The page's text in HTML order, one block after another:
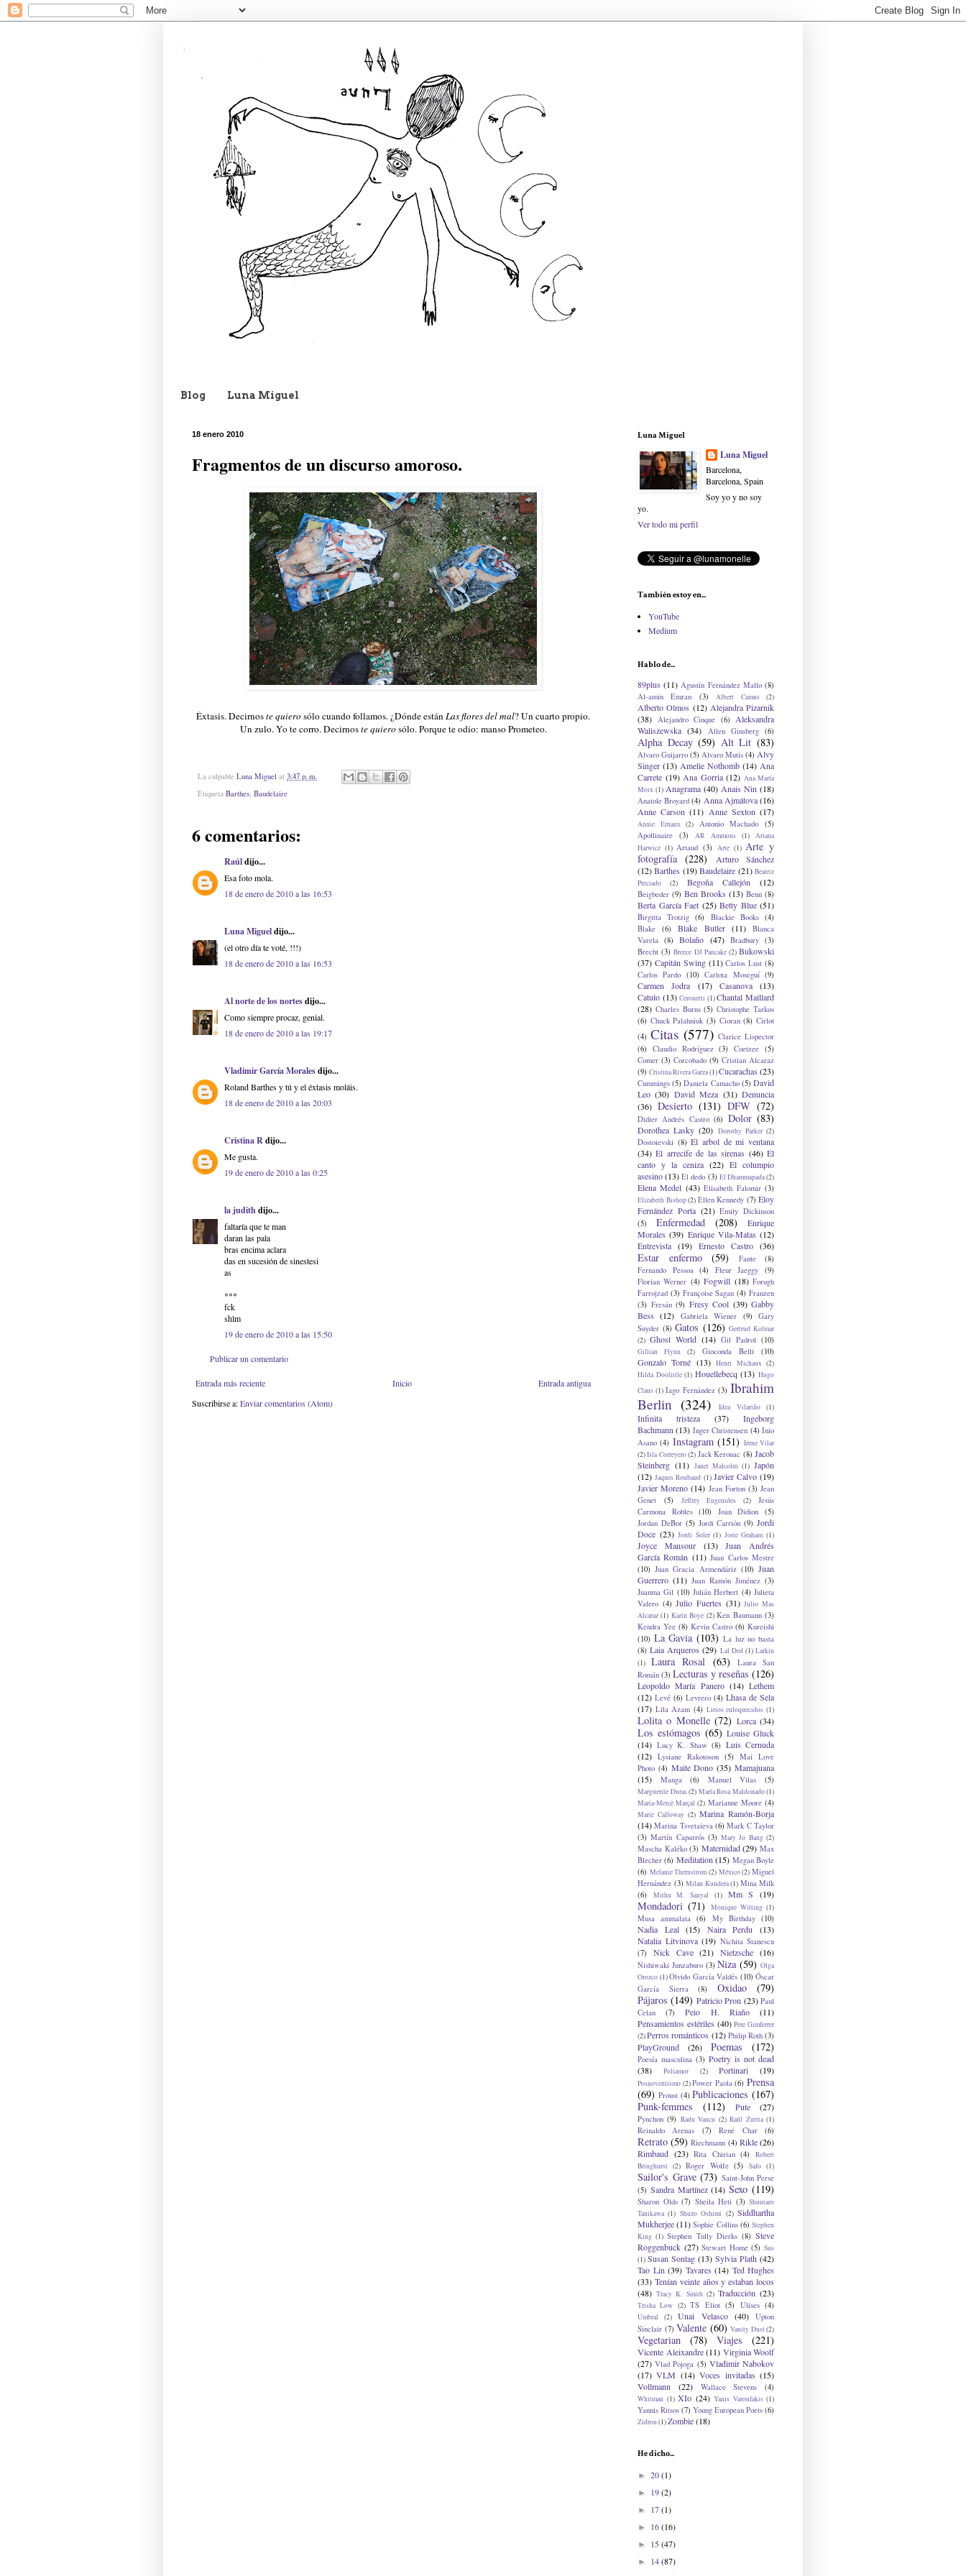
Blog Luna Miguel
18 enero 2010
Fragmentos de un discurso amoroso.
Éxtasis. Decirnoste quiero sólo cuando follamos. ¿Dónde estánLas flores del mal? Un cuarto propio.
Un zulo. Yo te corro. Decirnoste quiero sólo. Porque te odio: manso Prometeo.
La culpable Luna Miguel at 3:47 p. m.
Etiqueta Barthes, Baudelaire
6 comentarios:
Raúldijo...
Esa foto mola.
18 de enero de 2010 a las 16:53
Luna Migueldijo...
(el otro día te voté, !!!)
18 de enero de 2010 a las 16:53
Al norte de los nortesdijo...
Como siempre procaz, genial.
18 de enero de 2010 a las 19:17
Vladimir García Moralesdijo...
Roland Barthes y tú y el éxtasis moláis.
18 de enero de 2010 a las 20:03
Cristina Rdijo...
Me gusta.
19 de enero de 2010 a las 0:25
la judithdijo...
faltaría que te man
daran las pala
bras encima aclara
das en sucesión de sinestesi
as
***
fck
shlm
19 de enero de 2010 a las 15:50
Publicar un comentario
Entrada más reciente Entrada antigua
Inicio
Suscribirse a:Enviar comentarios (Atom)
Luna Miguel
Luna Miguel
Barcelona,
Barcelona, Spain
Soy yo y no soy
yo.
Ver todo mi perfil
También estoy en...
YouTube
Medium
Hablo de...
89plus (11) Agustín Fernández Mallo (8)
Al-amin Emran
(3) Albert Camus (2)
Alberto Olmos (12) Alejandra Pizarnik
(38)
Alejandro Cinque (6)
Aleksandra
Waliszewska (34) Allen Ginsberg (6)
Alpha Decay (59) Alt Lit (83)
Alvaro Guijarro (5) Alvaro Mutis (4) Alvy
Singer (13) Amelie Nothomb (14) Ana
Carrete (19) Ana Gorria (12) Ana María
Moix (1) Anagrama (40) Anais Nin (18)
Anatole Broyard (4) Anna Ajmátova (16)
Anne Carson (11) Anne Sexton (17)
Annie Ernaux (2) Antonio Machado
(5)
Apollinaire
(3) AR Ammons (1)
Ariana
Harwicz (1) Artaud (3) Arte (1) Arte y
fotografía (228)
Arturo Sánchez
(12) Barthes (19) Baudelaire (21) Beatriz
Preciado
(2) Begoña Callejón (12)
Beigbeder (9) Ben Brooks (13) Benn (8)
Berta García Faet (25) Betty Blue (51)
Birgitta Trotzig (6) Blackie Books (4)
Blake
(6) Blake Butler (11)
Blanca
Varela
(8) Bolaño (47) Bradbury (3)
Brecht (3) Breece DJ Pancake (2) Bukowski
(37) Capitán Swing (11) Carlos Lust (8)
Carlos Pardo (10) Carlota Moseguí (9)
Carmen Jodra (17) Casanova
(13)
Catulo (13) Ceronetti (1) Chantal Maillard
(28) Charles Burns (5) Christophe Tarkos
(6) Chuck Palahniuk (3) Cioran (8) Cirlot
(4) Citas (577) Clarice Lispector
(6)
Claudio Rodríguez (3) Coetzee (5)
Comer (3) Corcobado (9) Cristian Alcaraz
(9) Cristina Rivera Garza(1)Cucarachas (23)
Cummings (5) Daniela Camacho (5) David
Leo (30) David Meza (31) Denuncia
(36) Desierto (131) DFW (72)
Didier Andrés Castro (6) Dolor (83)
Dorothea Lasky (20) Dorothy Parker (2)
Dostoievski (8) El arbol de mi ventana
(34) El arrecife de las sirenas (46) El
canto y la ceniza (22) El columpio
asesino(13) El dedo (3) El Dhammapada(2)
Elena Medel (43) Elisabeth Falomir (3)
Elizabeth Bishop(2) Ellen Kennedy (7) Eloy
Fernández Porta (21) Emily Dickinson
(5)
Enfermedad (208)
Enrique
Morales (39) Enrique Vila-Matas (12)
Entrevista (19) Ernesto Castro (36)
Estar enfermo (59) Fante
(8)
Fernando Pessoa
(4) Fleur Jaeggy
(9)
Florian Werner (4) Fogwill (18) Forugh
Farrojzad (3) Françoise Sagan (4) Franzen
(3) Fresán (9) Fresy Cool (39) Gabby
Bess (12) Gabriela Wiener (9)
Gary
Snyder (8) Gatos (126) Gertrud Kolmar
(2) Ghost World (14) Gil Padrol (10)
Gillian Flynn (2) Gioconda Belli (10)
Gonzalo Torné (13) Henri Michaux (2)
Hilda Doolittle (1) Houellebecq (13) Hugo
Claus (1) Iago Fernández (3) Ibrahim
Berlin (324) Idea Vilariño (1)
Infinita tristeza (37)
Ingeborg
Bachmann (13) Inger Christensen (4) Inio
Asano (4) Instagram (151) Irene Vilar
(2)Isla Correyero(2) Jack Kerouac (8) Jacob
Steinberg (11) Janet Malcolm (1) Japón
(12) Jaques Roubaud (1) Javier Calvo (19)
Javier Moreno (14) Jean Forton (3) Jean
Genet
(5) Jeffrey Eugenides (2)
Jesús
Carmona Robles
(10) Joan Didion
(5)
Jordan DeBor (5) Jordi Carrión (9) Jordi
Doce (23) Jordi Soler (1) Jorie Graham (1)
Joyce Mansour (13)
Juan Andrés
García Román (11) Juan Carlos Mestre
(10) Juan Gracia Armendáriz (10) Juan
Guerrero (11) Juan Ramón Jiménez (3)
Juanma Gil (10) Julián Herbert (4) Julieta
Valero (4) Julio Fuertes (31) Julio Mas
Alcaraz (1) Karin Boye (2) Ken Baumann (3)
Kendra Yee (8) Kevin Castro (6) Kureishi
(10) La Gavia (103) La luz no basta
(8) Laia Arqueros (29) Lal Ded (1) Larkin
(1)
Laura Rosal (63)
Laura San
Román (3) Lecturas y reseñas (126)
Leopoldo María Panero (14) Lethem
(12) Levé (6) Levrero (4) Lhasa de Sela
(17) Lila Azam (4) Lirios enloquecidos (1)
Lolita o Monelle (72) Lorca (34)
Los estómagos (65) Louise Gluck
(14) Lucy K. Shaw (8) Luis Cernuda
(12) Lysiane Rakotoson (5)
Mai Love
Photo (4) Maite Dono (35) Mamajuana
(15)
Manga (6) Manuel Vilas (5)
Marguerite Duras(2) María Rosa Maldonado(1)
Maria-Mercè Marçal (2) Marianne Moore (4)
Marie Calloway (2) Marina Ramón-Borja
(14) Marina Tsvetaieva (6) Mark C Taylor
(3) Martín Caparrós (3) Mary Jo Bang (2)
Mascha Kaléko (3) Maternidad (29) Max
Blecher (6) Meditation (15) Megan Boyle
(6) Melanie Thernstrom (2) México (2) Miguel
Hernández (3) Milan Kundera(1) Mina Milk
(6)
Mithu M. Sanyal (1) Mm S (19)
Mondadori (71) Monique Witting (1)
Musa ammalata (6) My Birthday (10)
Nadia Leal (15) Naira Perdu
(13)
Natalia Litvinova (19) Nichita Stanescu
(7)
Nick Cave (21) Nietzsche (16)
Nishiwaki Junzaburo (3) Niza (59) Olga
Orozco (1)Olvido García Valdés (10) Óscar
García Sierra
(8) Oxidao
(79)
Pájaros (149) Patricio Pron (23) Paul
Celan
(7) Peio H. Riaño
(11)
Pensamientos estériles (40) Pere Gimferrer
(2)Perros románticos (12) Philip Roth (3)
PlayGround (26) Poemas (172)
Poesía masculina (3) Poetry is not dead
(38)
Poliamor (2) Portinari (19)
Posnoventismo (2) Power Paola (6) Prensa
(69) Proust (4) Publicaciones (167)
Punk-femmes
(112) Pute (27)
Pynchon (9) Radu Vancu (2) Raúl Zurita (1)
Reinaldo Arenas (7) René Char (6)
Retrato (59) Riechmann (4) Rikle (26)
Rimbaud (23) Rita Chirian (4)
Robert
Bringhurst (2) Roger Wolfe (5) Safo (1)
Sailor's Grave (73) Saint-John Perse
(5) Sandra Martínez (14) Sexo (119)
Sharon Olds (7) Sheila Heti (3) Shuntaro
Tanikawa (1) Shuzo Oshimi (2) Siddhartha
Mukherjee (11) Sophie Collins (6) Stephen
King (1) Stephen Tully Dierks (8) Steve
Roggenbuck (27) Stewart Home (5) Sus
(1) Susan Sontag (13) Sylvia Plath (42)
Tao Lin (39) Tavares (14) Ted Hughes
(33) Tenían veinte años y estaban locos
(48) Tracy K. Smith (2) Traducción (23)
Trisha Low (2) TS Eliot (5) Ulises (4)
Umbral (2) Unai Velasco (40)
Upton
Sinclair (7) Valente (60) Vanity Dust(2)
Vegetarian (78) Viajes (221)
Vicente Aleixandre (11) Virginia Woolf
(27) Vlad Pojoga (5) Vladimir Nabokov
(17) VLM (14) Voces invitadas (15)
Vollmann
(22) Wallace Stevens (4)
Whitman (1) XIo (24) Yanis Varoufakis (1)
Yannis Ritsos (7) Young European Poets (6)
Zidrou(1)Zombie(18)
He dicho...
► 20(1)
► 19(2)
► 17(1)
► 16(16)
► 15(47)
► 14(87)